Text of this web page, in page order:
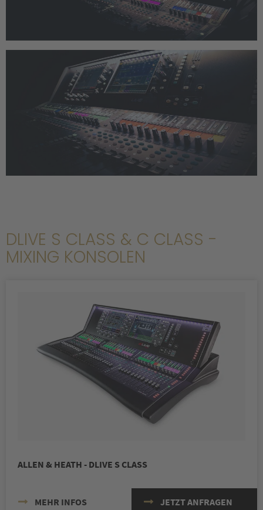
DLIVE S CLASS & C CLASS -
MIXING KONSOLEN
ALLEN & HEATH - DLIVE S CLASS
MEHR INFOS JETZT ANFRAGEN